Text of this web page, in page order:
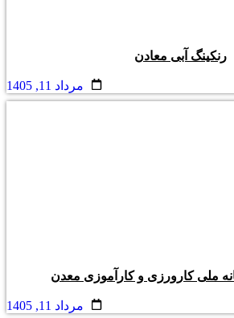
رنکینگ آبی معادن
مرداد 11, 1405
ملی کارورزی و کارآموزی معدن
مرداد 11, 1405